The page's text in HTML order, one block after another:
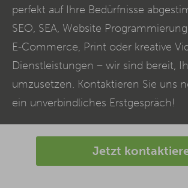
perfekt auf Ihre Bedürfnisse
SEO, SEA, Website
E-Commerce, Print oder kreative
Dienstleistungen – wir sind bereit,
umzusetzen. Kontaktieren Sie uns
ein unverbindliches Erstgespräch!
Jetzt